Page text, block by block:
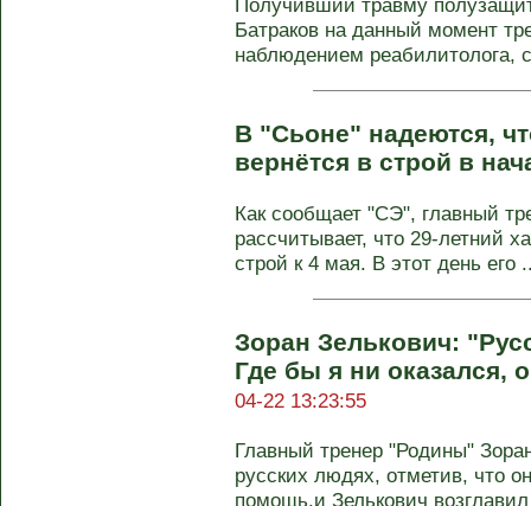
Получивший травму
Батраков на данный момент
наблюдением реабилитолога,
В "Сьоне" надеются,
вернётся в строй в
Как сообщает "СЭ", главный
рассчитывает, что 29-летний
строй к 4 мая. В этот день его
Зоран Зелькович:
Где бы я ни оказался,
04-22 13:23:55
Главный тренер "Родины"
русских людях, отметив, что
помощь.и Зелькович